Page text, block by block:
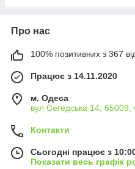
Про нас
100% позитивних з 367
Працює з 14.11.2020
м. Одеса
вул Сегедська 14, 65009,
Контакти
Сьогодні працює з
Показати весь графік